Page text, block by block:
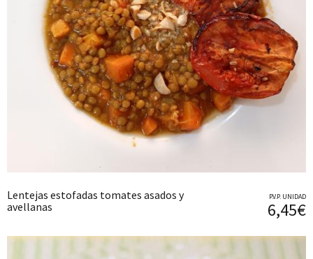
Lentejas estofadas tomates asados y
avellanas
P.V.P. UNIDAD
6,45€